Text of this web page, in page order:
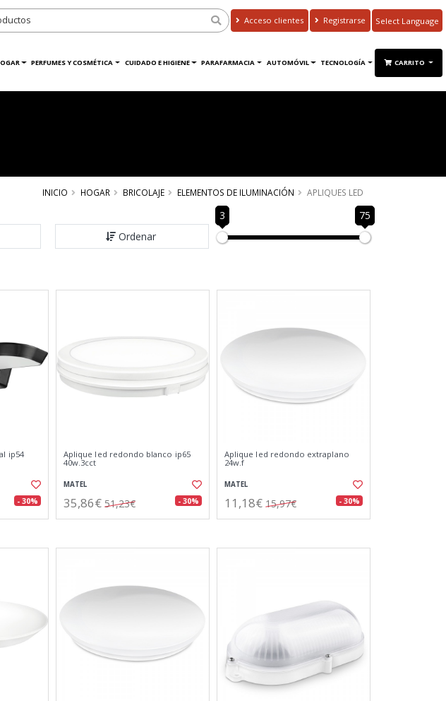
Acceso clientes Registrarse
Translate
PERFUMES Y COSMÉTICA CUIDADO E HIGIENE PARAFARMACIA AUTOMÓVIL TECNOLOGÍA CARRITO
INICIO HOGAR BRICOLAJE ELEMENTOS DE ILUMINACIÓN APLIQUES LED
Ordenar
3 75
ip54
- 30%
Aplique led redondo blanco ip65
40w.3cct
MATEL
35,86€ 51,23€ - 30%
Aplique led redondo extraplano
24w.f
MATEL
11,18€ 15,97€ - 30%